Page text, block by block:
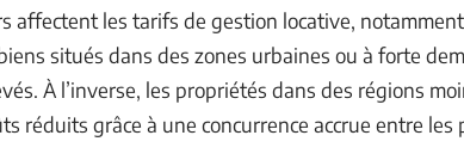
affectent les tarifs de gestion locative,
situés dans des zones urbaines ou à forte
À l’inverse, les propriétés dans des régions
réduits grâce à une concurrence accrue entre les